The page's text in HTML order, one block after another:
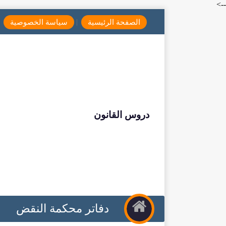
-->
الصفحة الرئيسية سياسة الخصوصية
دروس القانون
دفاتر محكمة النقض